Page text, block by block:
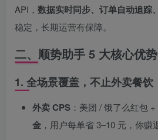
API， 数据实时同步、订单自动追踪
稳定，长期运营有保障。
二、顺势助手 5 大核心优
1. 全场景覆盖，不止外卖餐饮
外卖 CPS ：美团 / 饿了么红包 +
金 ，用户每单省 3–10 元，你赚